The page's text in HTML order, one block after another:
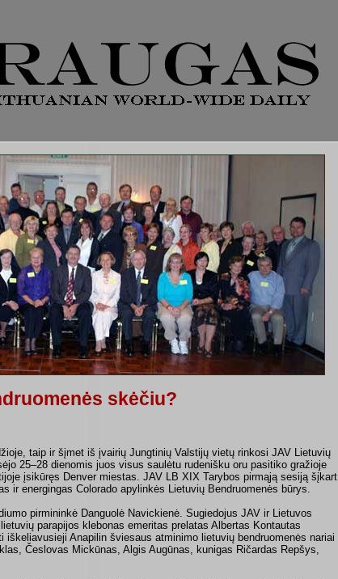
skėčiu?
taip ir šįmet iš įvairių Jungtinių Valstijų vietų rinkosi JAV Lietuvių
25–28 dienomis juos visus saulėtu rudenišku oru pasitiko gražioje
įsikūręs Denver miestas. JAV LB XIX Tarybos pirmąją sesiją šįkart
ir energingas Colorado apylinkės Lietuvių Bendruomenės būrys.
pirmininkė Danguolė Navickienė. Sugiedojus JAV ir Lietuvos
parapijos klebonas emeritas prelatas Albertas Kontautas
iškeliavusieji Anapilin šviesaus atminimo lietuvių bendruomenės nariai
Česlovas Mickūnas, Algis Augūnas, kunigas Ričardas Repšys,